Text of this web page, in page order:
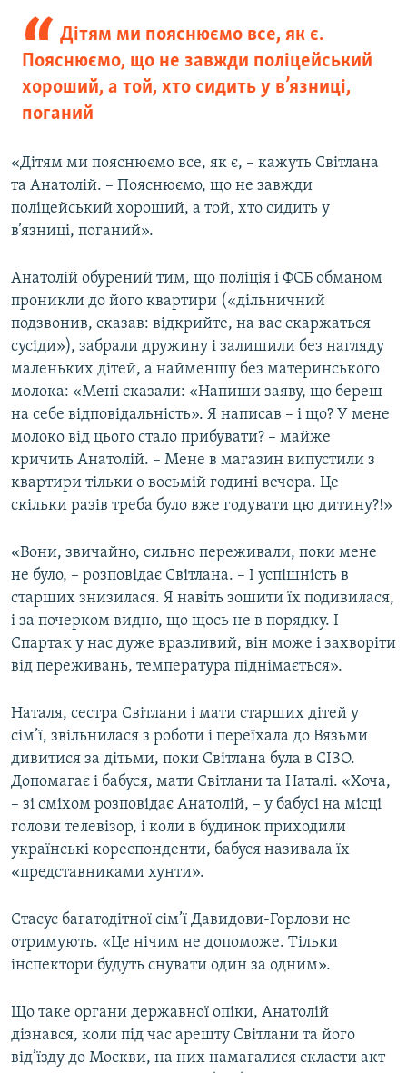
Дітям ми пояснюємо все, як є.
Пояснюємо, що не завжди поліцейський
хороший, а той, хто сидить у в’язниці,
поганий
«Дітям ми пояснюємо все, як є, – кажуть Світлана
та Анатолій. – Пояснюємо, що не завжди
поліцейський хороший, а той, хто сидить у
в’язниці, поганий».
Анатолій обурений тим, що поліція і ФСБ обманом
проникли до його квартири («дільничний
подзвонив, сказав: відкрийте, на вас скаржаться
сусіди»), забрали дружину і залишили без нагляду
маленьких дітей, а найменшу без материнського
молока: «Мені сказали: «Напиши заяву, що береш
на себе відповідальність». Я написав – і що? У мене
молоко від цього стало прибувати? – майже
кричить Анатолій. – Мене в магазин випустили з
квартири тільки о восьмій годині вечора. Це
скільки разів треба було вже годувати цю дитину?!»
«Вони, звичайно, сильно переживали, поки мене
не було, – розповідає Світлана. – І успішність в
старших знизилася. Я навіть зошити їх подивилася,
і за почерком видно, що щось не в порядку. І
Спартак у нас дуже вразливий, він може і захворіти
від переживань, температура піднімається».
Наталя, сестра Світлани і мати старших дітей у
сім’ї, звільнилася з роботи і переїхала до Вязьми
дивитися за дітьми, поки Світлана була в СІЗО.
Допомагає і бабуся, мати Світлани та Наталі. «Хоча,
– зі сміхом розповідає Анатолій, – у бабусі на місці
голови телевізор, і коли в будинок приходили
українські кореспонденти, бабуся називала їх
«представниками хунти».
Стасус багатодітної сім’ї Давидови-Горлови не
отримують. «Це нічим не допоможе. Тільки
інспектори будуть снувати один за одним».
Що таке органи державної опіки, Анатолій
дізнався, коли під час арешту Світлани та його
від’їзду до Москви, на них намагалися скласти акт